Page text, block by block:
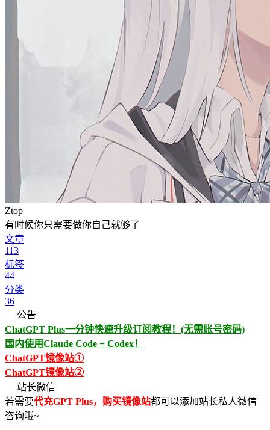
Ztop
有时候你只需要做你自己就够了
文章
113
标签
44
分类
36
公告
ChatGPT Plus一分钟快速升级订阅教程！(无需账号密码)
国内使用Claude Code + Codex！
ChatGPT镜像站①
ChatGPT镜像站②
站长微信
若需要代充GPT Plus，购买镜像站都可以添加站长私人微信
咨询哦~